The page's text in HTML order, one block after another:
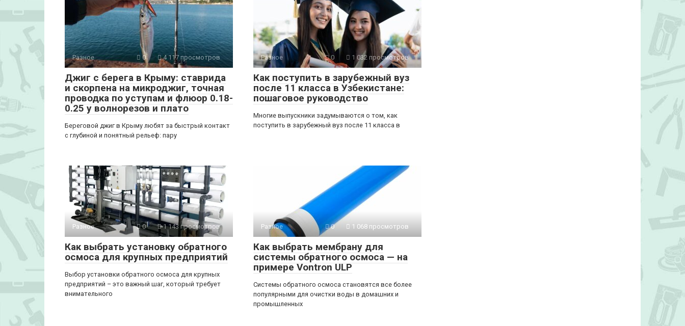
Разное 0 4 117 просмотров
Джиг с берега в Крыму: ставрида
и скорпена на микроджиг, точная
проводка по уступам и флюор 0.18-
0.25 у волнорезов и плато
Береговой джиг в Крыму любят за быстрый контакт
с глубиной и понятный рельеф: пару
Разное 0 1 032 просмотров
Как поступить в зарубежный вуз
после 11 класса в Узбекистане:
пошаговое руководство
Многие выпускники задумываются о том, как
поступить в зарубежный вуз после 11 класса в
Разное 0 1 143 просмотров
Как выбрать установку обратного
осмоса для крупных предприятий
Выбор установки обратного осмоса для крупных
предприятий – это важный шаг, который требует
внимательного
Разное 0 1 068 просмотров
Как выбрать мембрану для
системы обратного осмоса — на
примере Vontron ULP
Системы обратного осмоса становятся все более
популярными для очистки воды в домашних и
промышленных